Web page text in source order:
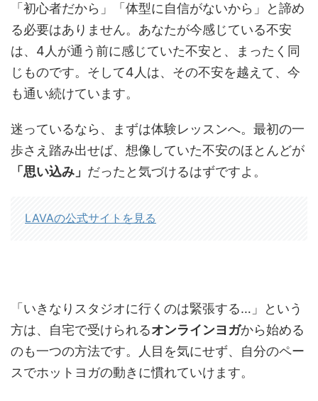
「初心者だから」「体型に自信がないから」と諦め
る必要はありません。あなたが今感じている不安
は、4人が通う前に感じていた不安と、まったく同
じものです。そして4人は、その不安を越えて、今
も通い続けています。
迷っているなら、まずは体験レッスンへ。最初の一
歩さえ踏み出せば、想像していた不安のほとんどが
「思い込み」 だったと気づけるはずですよ。
LAVAの公式サイトを見る
「いきなりスタジオに行くのは緊張する…」という
方は、自宅で受けられるオンラインヨガから始める
のも一つの方法です。人目を気にせず、自分のペー
スでホットヨガの動きに慣れていけます。